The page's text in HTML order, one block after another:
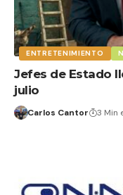
ENTRETENIMIENTO
Jefes de Estado
julio
Carlos Cantor 3 Min